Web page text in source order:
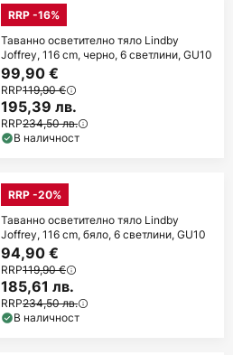
RRP -16%
Таванно осветително тяло Lindby
Joffrey, 116 cm, черно, 6 светлини, GU10
99,90 €
RRP119,90 €
195,39 лв.
RRP234,50 лв.
В наличност
RRP -20%
Таванно осветително тяло Lindby
Joffrey, 116 cm, бяло, 6 светлини, GU10
94,90 €
RRP119,90 €
185,61 лв.
RRP234,50 лв.
В наличност